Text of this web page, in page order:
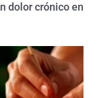
dolor crónico en